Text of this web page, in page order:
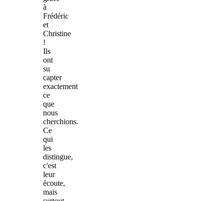
à
Frédéric
et
Christine
!
Ils
ont
su
capter
exactement
ce
que
nous
cherchions.
Ce
qui
les
distingue,
c'est
leur
écoute,
mais